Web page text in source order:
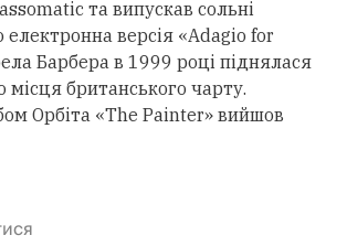
та випускав сольні
електронна версія «Adagio for
Барбера в 1999 році піднялася
місця британського чарту.
Орбіта «The Painter» вийшов